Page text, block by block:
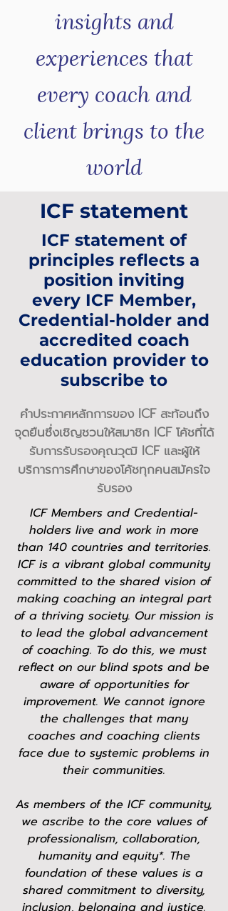
insights and
experiences that
every coach and
client brings to the
world
ICF statement
ICF statement of
principles reflects a
position inviting
every ICF Member,
Credential-holder and
accredited coach
education provider to
subscribe to
คำประกาศหลักการของ ICF สะท้อนถึง
จุดยืนซึ่งเชิญชวนให้สมาชิก ICF โค้ชที่ได้
รับการรับรองคุณวุฒิ ICF และผู้ให้
บริการการศึกษาของโค้ชทุกคนสมัครใจ
รับรอง
ICF Members and Credential-
holders live and work in more
than 140 countries and territories.
ICF is a vibrant global community
committed to the shared vision of
making coaching an integral part
of a thriving society. Our mission is
to lead the global advancement
of coaching. To do this, we must
reflect on our blind spots and be
aware of opportunities for
improvement. We cannot ignore
the challenges that many
coaches and coaching clients
face due to systemic problems in
their communities.
As members of the ICF community,
we ascribe to the core values of
professionalism, collaboration,
humanity and equity*. The
foundation of these values is a
shared commitment to diversity,
inclusion, belonging and justice.